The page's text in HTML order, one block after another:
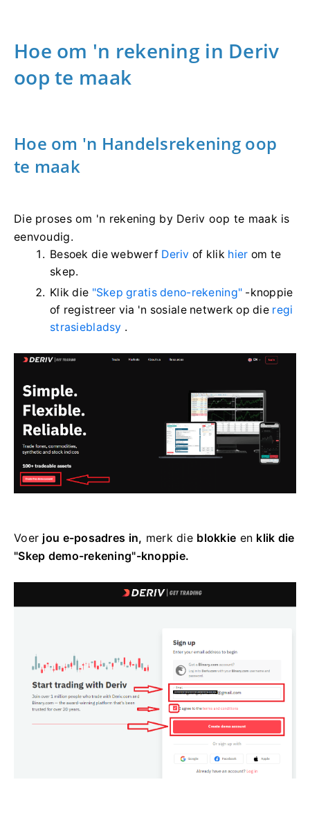
Hoe om 'n rekening in Deriv
oop te maak
Hoe om 'n Handelsrekening oop
te maak
Die proses om 'n rekening by Deriv oop te maak is
eenvoudig.
Besoek die webwerf Deriv of klik hier om te
skep.
Klik die "Skep gratis deno-rekening" -knoppie
of registreer via 'n sosiale netwerk op die regi
strasiebladsy .
Voer jou e-posadres in, merk die blokkie en klik die
"Skep demo-rekening"-knoppie.